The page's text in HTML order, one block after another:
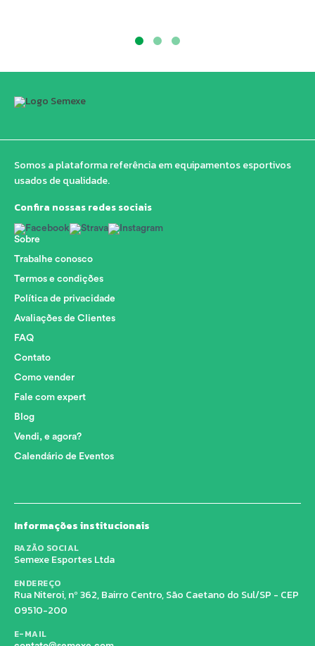
Somos a plataforma referência em equipamentos esportivos
usados de qualidade.
Confira nossas redes sociais
Sobre
Trabalhe conosco
Termos e condições
Política de privacidade
Avaliações de Clientes
FAQ
Contato
Como vender
Fale com expert
Blog
Vendi, e agora?
Calendário de Eventos
Informações institucionais
RAZÃO SOCIAL
Semexe Esportes Ltda
ENDEREÇO
Rua Niteroi, nº 362, Bairro Centro, São Caetano do Sul/SP - CEP
09510-200
E-MAIL